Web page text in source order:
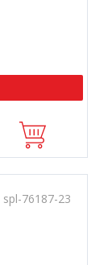
spl-76187-23